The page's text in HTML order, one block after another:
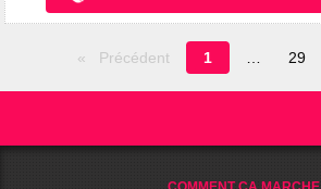
Précédent
Page
en
1 29